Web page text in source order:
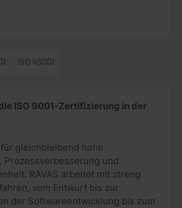
ISO 45001
ISO 9001-Zertifizierung in der
gleichbleibend hohe
Prozessverbesserung und
RAVAS arbeitet mit streng
vom Entwurf bis zur
der Softwareentwicklung bis zum